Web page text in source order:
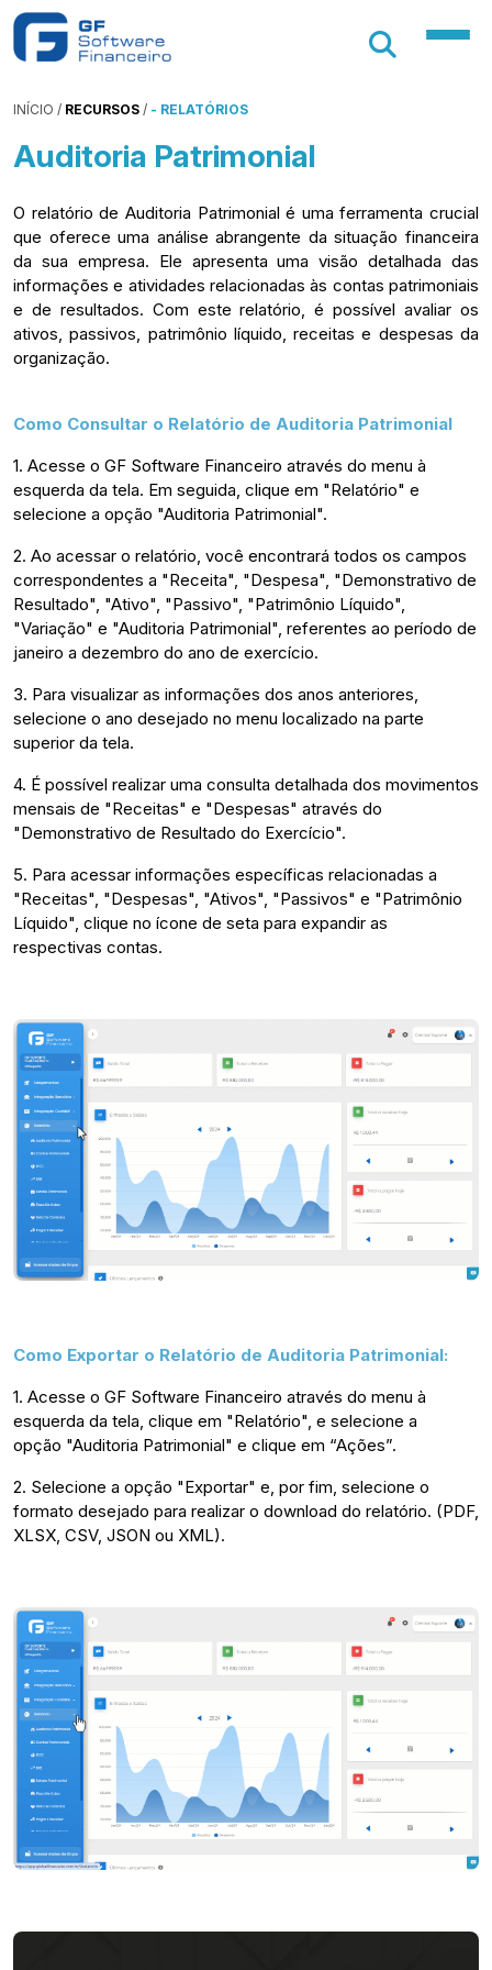
INÍCIO / RECURSOS / - RELATÓRIOS
Auditoria Patrimonial
O relatório de Auditoria Patrimonial é uma ferramenta crucial
que oferece uma análise abrangente da situação financeira
da sua empresa. Ele apresenta uma visão detalhada das
informações e atividades relacionadas às contas patrimoniais
e de resultados. Com este relatório, é possível avaliar os
ativos, passivos, patrimônio líquido, receitas e despesas da
organização.
Como Consultar o Relatório de Auditoria Patrimonial
1. Acesse o GF Software Financeiro através do menu à
esquerda da tela. Em seguida, clique em "Relatório" e
selecione a opção "Auditoria Patrimonial".
2. Ao acessar o relatório, você encontrará todos os campos
correspondentes a "Receita", "Despesa", "Demonstrativo de
Resultado", "Ativo", "Passivo", "Patrimônio Líquido",
"Variação" e "Auditoria Patrimonial", referentes ao período de
janeiro a dezembro do ano de exercício.
3. Para visualizar as informações dos anos anteriores,
selecione o ano desejado no menu localizado na parte
superior da tela.
4. É possível realizar uma consulta detalhada dos movimentos
mensais de "Receitas" e "Despesas" através do
"Demonstrativo de Resultado do Exercício".
5. Para acessar informações específicas relacionadas a
"Receitas", "Despesas", "Ativos", "Passivos" e "Patrimônio
Líquido", clique no ícone de seta para expandir as
respectivas contas.
Como Exportar o Relatório de Auditoria Patrimonial:
1. Acesse o GF Software Financeiro através do menu à
esquerda da tela, clique em "Relatório", e selecione a
opção "Auditoria Patrimonial" e clique em “Ações”.
2. Selecione a opção "Exportar" e, por fim, selecione o
formato desejado para realizar o download do relatório. (PDF,
XLSX, CSV, JSON ou XML).